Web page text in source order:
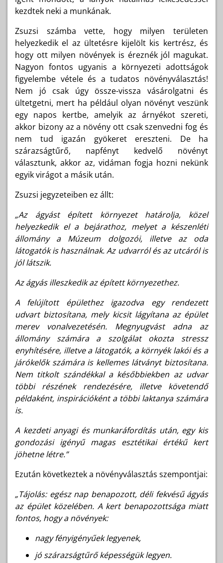
kezdtek neki a munkának.
Zsuzsi számba vette, hogy milyen területen
helyezkedik el az ültetésre kijelölt kis kertrész, és
hogy ott milyen növények is éreznék jól magukat.
Nagyon fontos ugyanis a környezeti adottságok
figyelembe vétele és a tudatos növényválasztás!
Nem jó csak úgy össze-vissza vásárolgatni és
ültetgetni, mert ha például olyan növényt veszünk
egy napos kertbe, amelyik az árnyékot szereti,
akkor bizony az a növény ott csak szenvedni fog és
nem tud igazán gyökeret ereszteni. De ha
szárazságtűrő, napfényt kedvelő növényt
választunk, akkor az, vidáman fogja hozni nekünk
egyik virágot a másik után.
Zsuzsi jegyzeteiben ez állt:
„Az ágyást épített környezet határolja, közel
helyezkedik el a bejárathoz, melyet a készenléti
állomány a Múzeum dolgozói, illetve az oda
látogatók is használnak. Az udvarról és az utcáról is
jól látszik.
Az ágyás illeszkedik az épített környezethez.
A felújított épülethez igazodva egy rendezett
udvart biztosítana, mely kicsit lágyítana az épület
merev vonalvezetésén. Megnyugvást adna az
állomány számára a szolgálat okozta stressz
enyhítésére, illetve a látogatók, a környék lakói és a
járókelők számára is kellemes látványt biztosítana.
Nem titkolt szándékkal a későbbiekben az udvar
többi részének rendezésére, illetve követendő
példaként, inspirációként a többi laktanya számára
is.
A kezdeti anyagi és munkaráfordítás után, egy kis
gondozási igényű magas esztétikai értékű kert
jöhetne létre.”
Ezután következtek a növényválasztás szempontjai:
„Tájolás: egész nap benapozott, déli fekvésű ágyás
az épület közelében. A kert benapozottsága miatt
fontos, hogy a növények:
nagy fényigényűek legyenek,
jó szárazságtűrő képességük legyen.